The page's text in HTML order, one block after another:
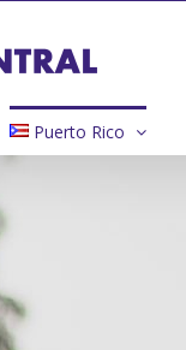
Puerto Rico